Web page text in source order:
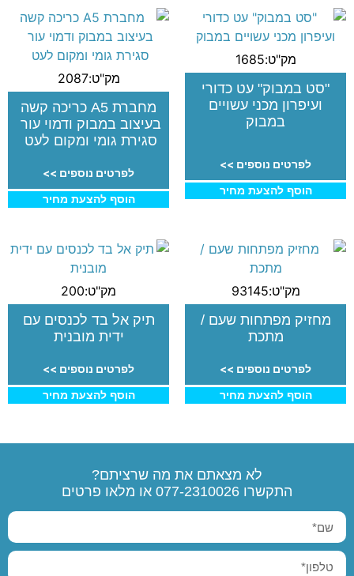
מק"ט:1685
"סט במבוק" עט כדורי
ועיפרון מכני עשויים
במבוק
לפרטים נוספים >>
הוסף להצעת מחיר
מק"ט:2087
מחברת A5 כריכה קשה
בעיצוב במבוק ודמוי עור
סגירת גומי ומקום לעט
לפרטים נוספים >>
הוסף להצעת מחיר
מק"ט:93145
מחזיק מפתחות שעם /
מתכת
לפרטים נוספים >>
הוסף להצעת מחיר
מק"ט:200
תיק אל בד לכנסים עם
ידית מובנית
לפרטים נוספים >>
הוסף להצעת מחיר
לא מצאתם את מה שרציתם?
התקשרו 077-2310026 או מלאו פרטים